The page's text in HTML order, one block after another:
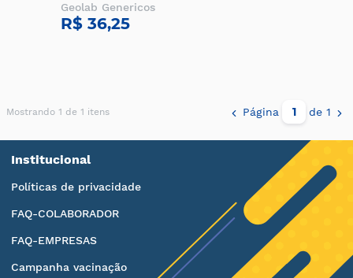
Geolab Genericos
R$ 36,25
Mostrando 1 de 1 itens Página de 1
Institucional
Políticas de privacidade
FAQ-COLABORADOR
FAQ-EMPRESAS
Campanha vacinação